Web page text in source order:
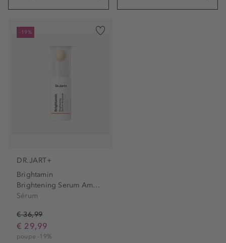
-19%
DR.JART+
Brightamin
Brightening Serum Ampoule
Sérum
€ 36,99
€ 29,99
poupe -19%